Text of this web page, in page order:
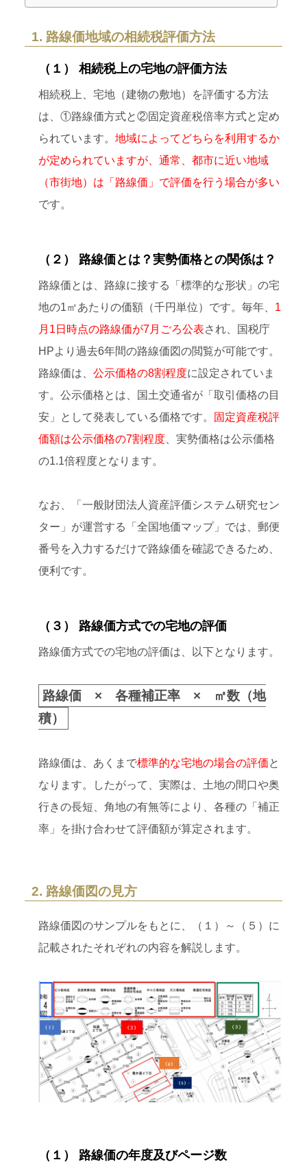
1. 路線価地域の相続税評価方法
（１） 相続税上の宅地の評価方法
相続税上、宅地（建物の敷地）を評価する方法
は、①路線価方式と②固定資産税倍率方式と定め
られています。 地域によってどちらを利用するか
が定められていますが、通常、都市に近い地域
（市街地）は「路線価」で評価を行う場合が多い
です。
（２） 路線価とは？実勢価格との関係は？
路線価とは、路線に接する「標準的な形状」の宅
地の1㎡あたりの価額（千円単位）です。毎年、 1
月1日時点の路線価が7月ごろ公表され、国税庁
HPより過去6年間の路線価図の閲覧が可能です。
路線価は、 公示価格の8割程度に設定されていま
す。公示価格とは、国土交通省が「取引価格の目
安」として発表している価格です。
固定資産税評
価額は公示価格の7割程度 、実勢価格は公示価格
の1.1倍程度となります。
なお、「一般財団法人資産評価システム研究セン
ター」が運営する「全国地価マップ」では、郵便
番号を入力するだけで路線価を確認できるため、
便利です。
（３） 路線価方式での宅地の評価
路線価方式での宅地の評価は、以下となります。
路線価 × 各種補正率 × ㎡数（地
積）
路線価は、あくまで標準的な宅地の場合の評価と
なります。したがって、実際は、土地の間口や奥
行きの長短、角地の有無等により、各種の「補正
率」を掛け合わせて評価額が算定されます。
2. 路線価図の見方
路線価図のサンプルをもとに、（１）～（５）に
記載されたそれぞれの内容を解説します。
（１） 路線価の年度及びページ数